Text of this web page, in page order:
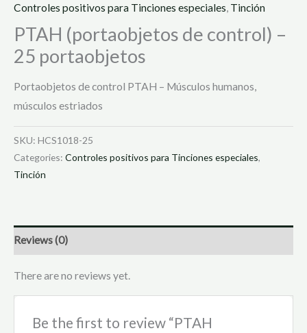
Controles positivos para Tinciones especiales, Tinción
PTAH (portaobjetos de control) –
25 portaobjetos
Portaobjetos de control PTAH – Músculos humanos,
músculos estriados
SKU: HCS1018-25
Categories: Controles positivos para Tinciones especiales,
Tinción
Reviews (0)
There are no reviews yet.
Be the first to review “PTAH